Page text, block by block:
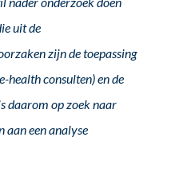
uit de
zijn de toepassing
health consulten) en de
daarom op zoek naar
aan een analyse